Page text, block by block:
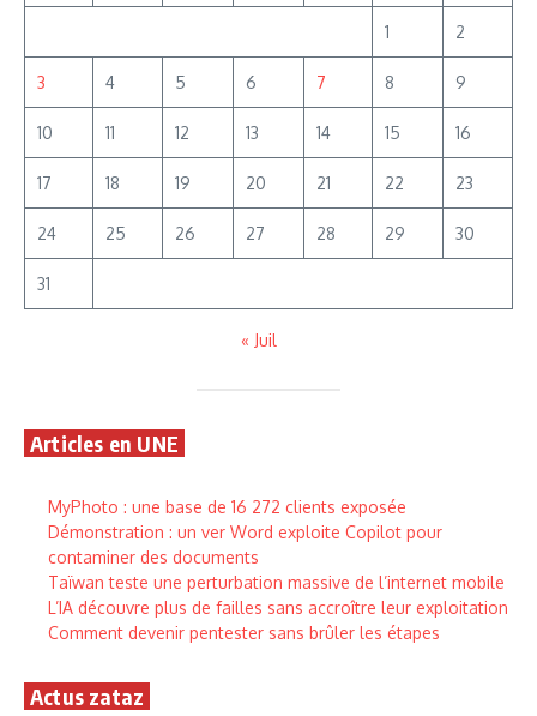
1 2
3 4 5 6 7 8 9
10 11 12 13 14 15 16
17 18 19 20 21 22 23
24 25 26 27 28 29 30
31
« Juil
Articles en UNE
MyPhoto : une base de 16 272 clients exposée
Démonstration : un ver Word exploite Copilot pour
contaminer des documents
Taïwan teste une perturbation massive de l’internet mobile
L’IA découvre plus de failles sans accroître leur exploitation
Comment devenir pentester sans brûler les étapes
Actus zataz